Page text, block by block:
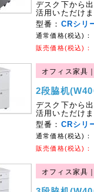
デスク下から
活用いただけ
型番： CRシリ
通常価格(税込)：
販売価格(税込)：
オフィス家具
2段脇机
デスク下から
活用いただけ
型番： CRシリ
通常価格(税込)：
販売価格(税込)：
オフィス家具